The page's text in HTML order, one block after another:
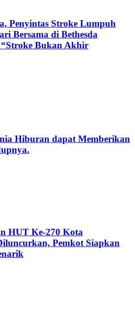
Penyintas Stroke Lumpuh
Bersama di Bethesda
Bukan Akhir
Hiburan dapat Memberikan
HUT Ke-270 Kota
Pemkot Siapkan